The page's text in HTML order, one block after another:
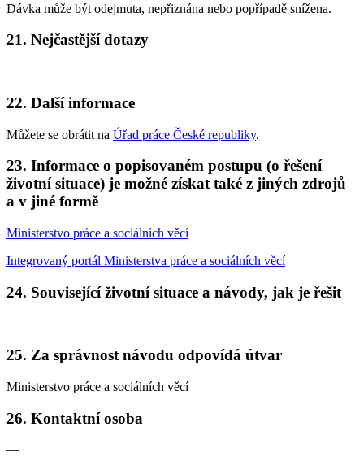
Dávka může být odejmuta, nepřiznána nebo popřípadě snížena.
21. Nejčastější dotazy
22. Další informace
Můžete se obrátit na Úřad práce České republiky.
23. Informace o popisovaném postupu (o řešení
životní situace) je možné získat také z jiných zdrojů
a v jiné formě
Ministerstvo práce a sociálních věcí
Integrovaný portál Ministerstva práce a sociálních věcí
24. Související životní situace a návody, jak je řešit
25. Za správnost návodu odpovídá útvar
Ministerstvo práce a sociálních věcí
26. Kontaktní osoba
—